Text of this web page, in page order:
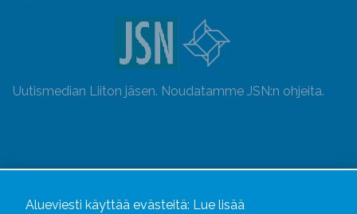
Uutismedian Liiton jäsen. Noudatamme JSN:n ohjeita.
Alueviesti käyttää evästeitä: Lue lisää